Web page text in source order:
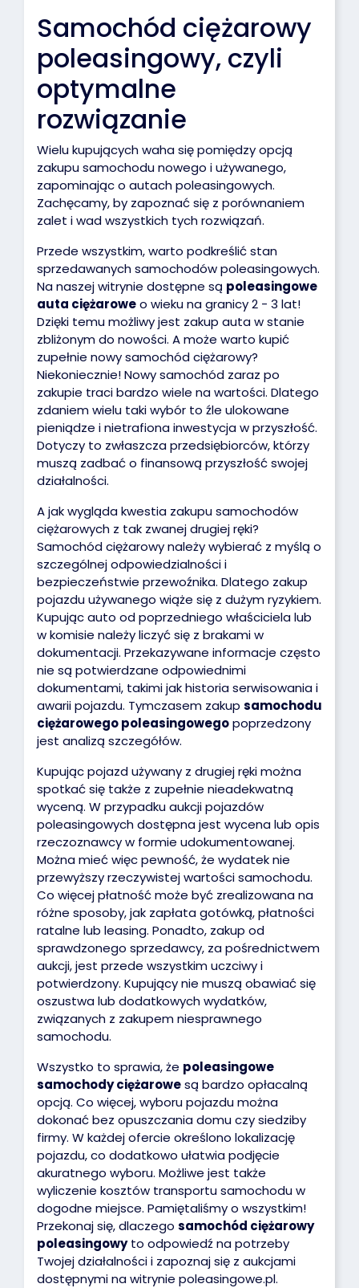
Samochód ciężarowy
poleasingowy, czyli
optymalne
rozwiązanie
Wielu kupujących waha się pomiędzy opcją
zakupu samochodu nowego i używanego,
zapominając o autach poleasingowych.
Zachęcamy, by zapoznać się z porównaniem
zalet i wad wszystkich tych rozwiązań.
Przede wszystkim, warto podkreślić stan
sprzedawanych samochodów poleasingowych.
Na naszej witrynie dostępne są poleasingowe
auta ciężaroweo wieku na granicy 2 - 3 lat!
Dzięki temu możliwy jest zakup auta w stanie
zbliżonym do nowości. A może warto kupić
zupełnie nowy samochód ciężarowy?
Niekoniecznie! Nowy samochód zaraz po
zakupie traci bardzo wiele na wartości. Dlatego
zdaniem wielu taki wybór to źle ulokowane
pieniądze i nietrafiona inwestycja w przyszłość.
Dotyczy to zwłaszcza przedsiębiorców, którzy
muszą zadbać o finansową przyszłość swojej
działalności.
A jak wygląda kwestia zakupu samochodów
ciężarowych z tak zwanej drugiej ręki?
Samochód ciężarowy należy wybierać z myślą o
szczególnej odpowiedzialności i
bezpieczeństwie przewoźnika. Dlatego zakup
pojazdu używanego wiąże się z dużym ryzykiem.
Kupując auto od poprzedniego właściciela lub
w komisie należy liczyć się z brakami w
dokumentacji. Przekazywane informacje często
nie są potwierdzane odpowiednimi
dokumentami, takimi jak historia serwisowania i
awarii pojazdu. Tymczasem zakup samochodu
ciężarowego poleasingowegopoprzedzony
jest analizą szczegółów.
Kupując pojazd używany z drugiej ręki można
spotkać się także z zupełnie nieadekwatną
wyceną. W przypadku aukcji pojazdów
poleasingowych dostępna jest wycena lub opis
rzeczoznawcy w formie udokumentowanej.
Można mieć więc pewność, że wydatek nie
przewyższy rzeczywistej wartości samochodu.
Co więcej płatność może być zrealizowana na
różne sposoby, jak zapłata gotówką, płatności
ratalne lub leasing. Ponadto, zakup od
sprawdzonego sprzedawcy, za pośrednictwem
aukcji, jest przede wszystkim uczciwy i
potwierdzony. Kupujący nie muszą obawiać się
oszustwa lub dodatkowych wydatków,
związanych z zakupem niesprawnego
samochodu.
Wszystko to sprawia, że poleasingowe
samochody ciężarowesą bardzo opłacalną
opcją. Co więcej, wyboru pojazdu można
dokonać bez opuszczania domu czy siedziby
firmy. W każdej ofercie określono lokalizację
pojazdu, co dodatkowo ułatwia podjęcie
akuratnego wyboru. Możliwe jest także
wyliczenie kosztów transportu samochodu w
dogodne miejsce. Pamiętaliśmy o wszystkim!
Przekonaj się, dlaczego samochód ciężarowy
poleasingowyto odpowiedź na potrzeby
Twojej działalności i zapoznaj się z aukcjami
dostępnymi na witrynie poleasingowe.pl.